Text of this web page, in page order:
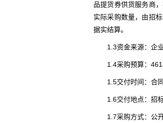
品提货券供货服务商
实际采购数量，由招
据实结算。
1.3资金来源：企
1.4采购预算：
1.5交付时间：合
1.6交付地点：招
1.7采购方式：公